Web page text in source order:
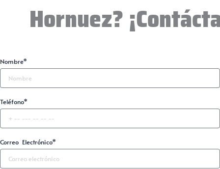
Hornuez?
Nombre*
Teléfono*
Correo Electrónico*